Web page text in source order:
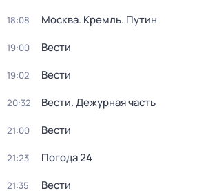
18:08 Москва. Кремль. Путин
19:00 Вести
19:02 Вести
20:32 Вести. Дежурная часть
21:00 Вести
21:23 Погода 24
21:35 Вести